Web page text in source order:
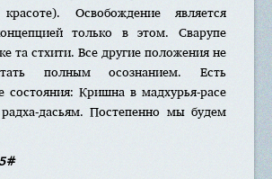
Освобождение является
только в этом. Сварупе
та стхити. Все другие положения не
полным осознанием. Есть
состояния: Кришна в мадхурья-расе
дасьям. Постепенно мы будем